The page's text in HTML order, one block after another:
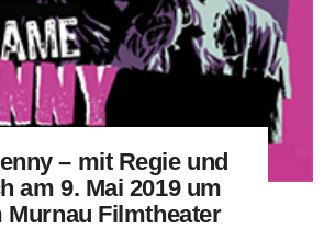
– mit Regie und
am 9. Mai 2019 um
Murnau Filmtheater